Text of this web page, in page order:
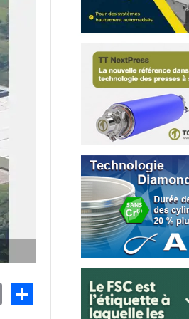
EmailShare